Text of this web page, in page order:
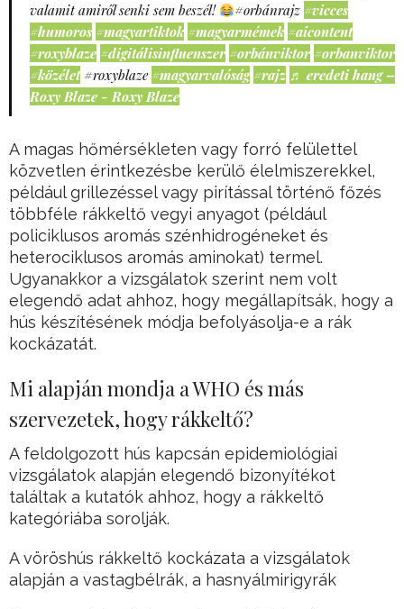
valamit amiről senki sem beszél!
#orbánrajz #vicces
#humoros #magyartiktok #magyarmémek #aicontent
#roxyblaze #digitálisinfluenszer #orbánviktor #orbanviktor
#közélet #roxyblaze #magyarvalóság #rajz ♬ eredeti hang –
Roxy Blaze - Roxy Blaze
A magas hőmérsékleten vagy forró felülettel
közvetlen érintkezésbe kerülő élelmiszerekkel,
például grillezéssel vagy pirítással történő főzés
többféle rákkeltő vegyi anyagot (például
policiklusos aromás szénhidrogéneket és
heterociklusos aromás aminokat) termel.
Ugyanakkor a vizsgálatok szerint nem volt
elegendő adat ahhoz, hogy megállapítsák, hogy a
hús készítésének módja befolyásolja-e a rák
kockázatát.
Mi alapján mondja a WHO és más
szervezetek, hogy rákkeltő?
A feldolgozott hús kapcsán epidemiológiai
vizsgálatok alapján elegendő bizonyítékot
találtak a kutatók ahhoz, hogy a rákkeltő
kategóriába sorolják.
A vöröshús rákkeltő kockázata a vizsgálatok
alapján a vastagbélrák, a hasnyálmirigyrák